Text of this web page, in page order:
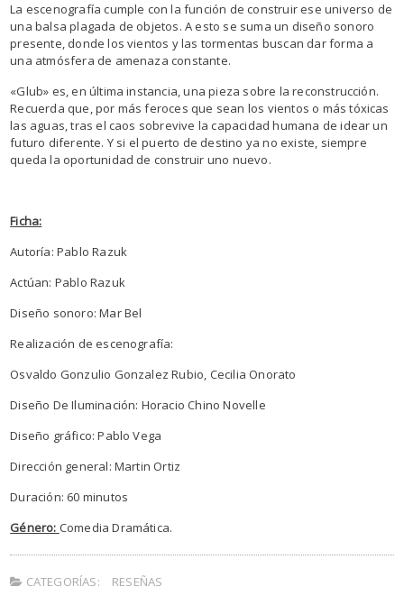
La escenografía cumple con la función de construir ese universo de
una balsa plagada de objetos. A esto se suma un diseño sonoro
presente, donde los vientos y las tormentas buscan dar forma a
una atmósfera de amenaza constante.
«Glub» es, en última instancia, una pieza sobre la reconstrucción.
Recuerda que, por más feroces que sean los vientos o más tóxicas
las aguas, tras el caos sobrevive la capacidad humana de idear un
futuro diferente. Y si el puerto de destino ya no existe, siempre
queda la oportunidad de construir uno nuevo.
Ficha:
Autoría: Pablo Razuk
Actúan: Pablo Razuk
Diseño sonoro: Mar Bel
Realización de escenografía:
Osvaldo Gonzulio Gonzalez Rubio, Cecilia Onorato
Diseño De Iluminación: Horacio Chino Novelle
Diseño gráfico: Pablo Vega
Dirección general: Martin Ortiz
Duración: 60 minutos
Género: Comedia Dramática.
CATEGORÍAS: RESEÑAS